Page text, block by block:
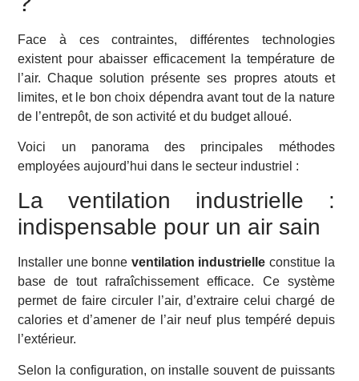
Face à ces contraintes, différentes technologies
existent pour abaisser efficacement la température de
l’air. Chaque solution présente ses propres atouts et
limites, et le bon choix dépendra avant tout de la nature
de l’entrepôt, de son activité et du budget alloué.
Voici un panorama des principales méthodes
employées aujourd’hui dans le secteur industriel :
La ventilation industrielle :
indispensable pour un air sain
Installer une bonne ventilation industrielle constitue la
base de tout rafraîchissement efficace. Ce système
permet de faire circuler l’air, d’extraire celui chargé de
calories et d’amener de l’air neuf plus tempéré depuis
l’extérieur.
Selon la configuration, on installe souvent de puissants